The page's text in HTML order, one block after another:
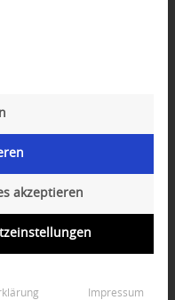
akzeptieren
Impressum